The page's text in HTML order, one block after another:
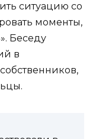
ситуацию со
моменты,
Беседу
в